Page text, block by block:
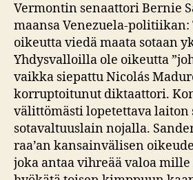
Vermontin senaattori Bernie
maansa Venezuela-
oikeutta viedä maata sotaan
Yhdysvalloilla ole oikeutta
vaikka siepattu Nicolás
korruptoitunut diktaattori.
välittömästi lopetettava laiton
sotavaltuuslain nojalla.
raa’an kansainvälisen
joka antaa vihreää valoa